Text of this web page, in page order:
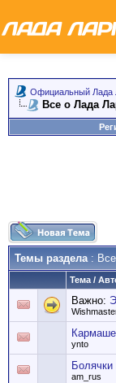
Официальный Лада
Все о Лада
Темы раздела: Все
Тема /
Важно:
ynto
am_rus